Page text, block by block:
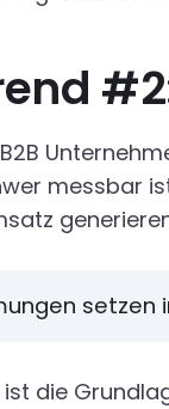
messbar
die